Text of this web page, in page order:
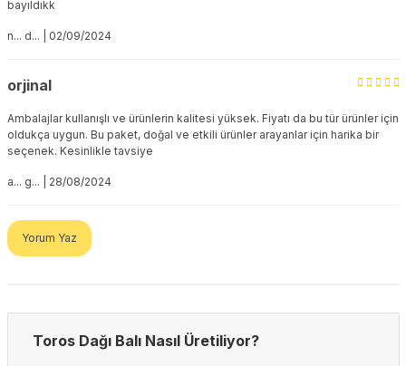
bayıldıkk
n... d... | 02/09/2024
orjinal
Ambalajlar kullanışlı ve ürünlerin kalitesi yüksek. Fiyatı da bu tür ürünler için
oldukça uygun. Bu paket, doğal ve etkili ürünler arayanlar için harika bir
seçenek. Kesinlikle tavsiye
a... g... | 28/08/2024
Yorum Yaz
Toros Dağı Balı Nasıl Üretiliyor?